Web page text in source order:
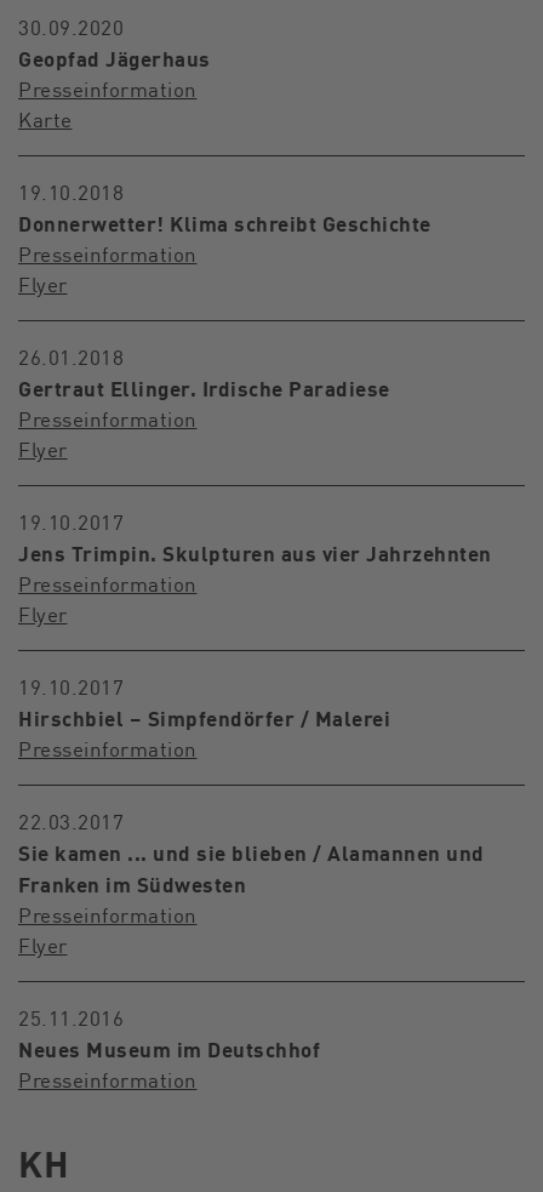
30.09.2020
Geopfad Jägerhaus
Presseinformation
Karte
19.10.2018
Donnerwetter! Klima schreibt Geschichte
Presseinformation
Flyer
26.01.2018
Gertraut Ellinger. Irdische Paradiese
Presseinformation
Flyer
19.10.2017
Jens Trimpin. Skulpturen aus vier Jahrzehnten
Presseinformation
Flyer
19.10.2017
Hirschbiel – Simpfendörfer / Malerei
Presseinformation
22.03.2017
Sie kamen ... und sie blieben / Alamannen und
Franken im Südwesten
Presseinformation
Flyer
25.11.2016
Neues Museum im Deutschhof
Presseinformation
KH